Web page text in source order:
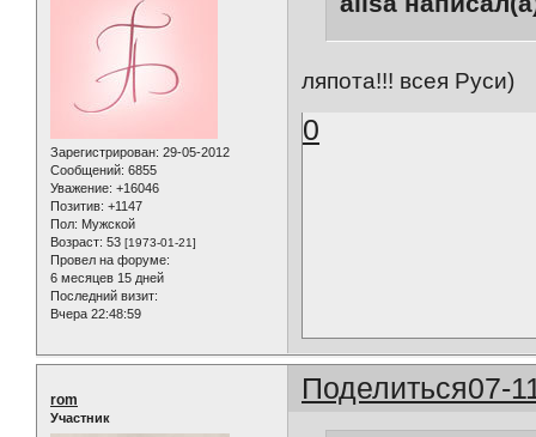
Зарегистрирован: 29-05-2012
Сообщений: 6855
Уважение: +16046
Позитив: +1147
Пол: Мужской
Возраст: 53 [1973-01-21]
Провел на форуме:
6 месяцев 15 дней
Последний визит:
Вчера 22:48:59
ляпота!!! всея Руси)
0
Поделиться07-
rom
Участник